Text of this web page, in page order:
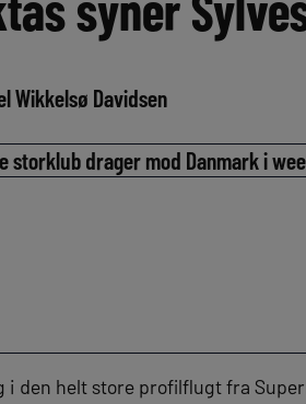
Wikkelsø Davidsen
storklub drager mod Danmark i
i den helt store profilflugt fra